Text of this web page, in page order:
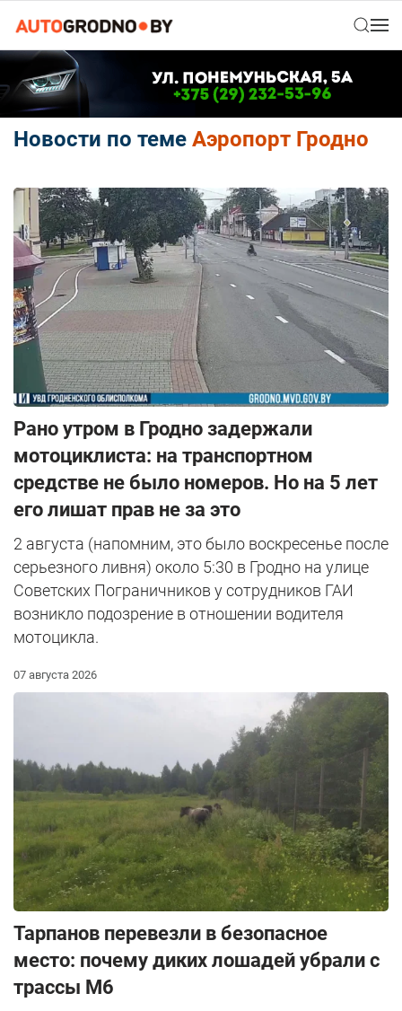
Новости по теме Аэропорт Гродно
Рано утром в Гродно задержали
мотоциклиста: на транспортном
средстве не было номеров. Но на 5 лет
его лишат прав не за это
2 августа (напомним, это было воскресенье после
серьезного ливня) около 5:30 в Гродно на улице
Советских Пограничников у сотрудников ГАИ
возникло подозрение в отношении водителя
мотоцикла.
07 августа 2026
Тарпанов перевезли в безопасное
место: почему диких лошадей убрали с
трассы М6